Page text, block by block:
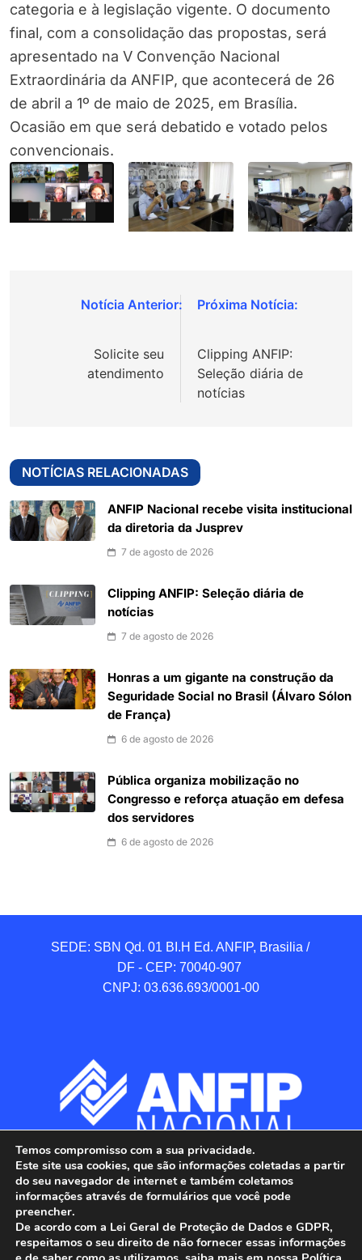
categoria e à legislação vigente. O documento
final, com a consolidação das propostas, será
apresentado na V Convenção Nacional
Extraordinária da ANFIP, que acontecerá de 26
de abril a 1º de maio de 2025, em Brasília.
Ocasião em que será debatido e votado pelos
convencionais.
Navegação
Solicite seu
atendimento
Clipping ANFIP:
Seleção diária de
notícias
NOTÍCIAS RELACIONADAS
ANFIP Nacional recebe visita institucional
da diretoria da Jusprev
7 de agosto de 2026
Clipping ANFIP: Seleção diária de
notícias
7 de agosto de 2026
Honras a um gigante na construção da
Seguridade Social no Brasil (Álvaro Sólon
de França)
6 de agosto de 2026
Pública organiza mobilização no
Congresso e reforça atuação em defesa
dos servidores
6 de agosto de 2026
SEDE: SBN Qd. 01 BI.H Ed. ANFIP, Brasilia /
DF - CEP: 70040-907
CNPJ: 03.636.693/0001-00
Temos compromisso com a sua privacidade.
Este site usa cookies, que são informações coletadas a partir
do seu navegador de internet e também coletamos
informações através de formulários que você pode
preencher.
De acordo com a Lei Geral de Proteção de Dados e GDPR,
respeitamos o seu direito de não fornecer essas informações